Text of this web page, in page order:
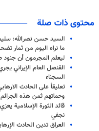
محتوى ذات صلة
السيد حسن نصرالله:
ما نراه اليوم من ثمار
ليعلم المجرمون أن
القنصل العام الإيراني
السجناء
تعليقاً على الحادث
وحماتهم ثمن هذه
قائد الثورة الإسلامية
نجفي
العراق تدين الحادث